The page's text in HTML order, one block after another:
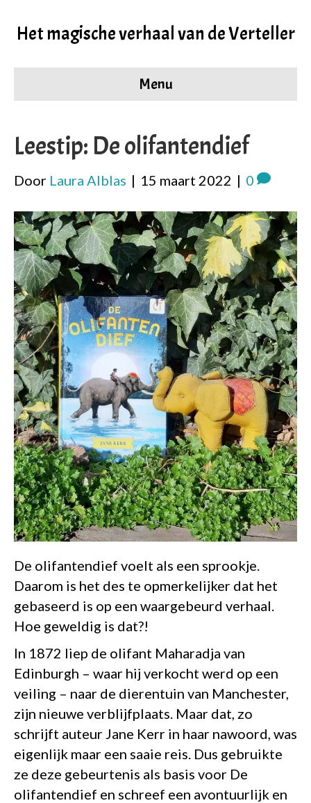
Het magische verhaal van de Verteller
Menu
Leestip: De olifantendief
Door Laura Alblas | 15 maart 2022 | 0
De olifantendief voelt als een sprookje.
Daarom is het des te opmerkelijker dat het
gebaseerd is op een waargebeurd verhaal.
Hoe geweldig is dat?!
In 1872 liep de olifant Maharadja van
Edinburgh – waar hij verkocht werd op een
veiling – naar de dierentuin van Manchester,
zijn nieuwe verblijfplaats. Maar dat, zo
schrijft auteur Jane Kerr in haar nawoord, was
eigenlijk maar een saaie reis. Dus gebruikte
ze deze gebeurtenis als basis voor De
olifantendief en schreef een avontuurlijk en